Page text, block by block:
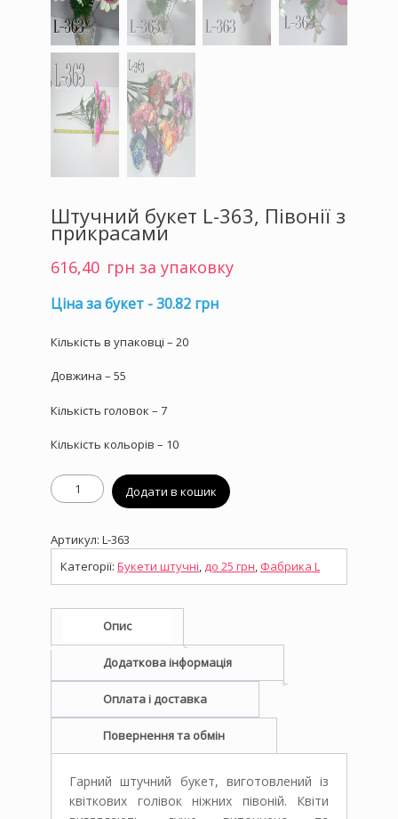
Штучний букет L-363, Півонії з
прикрасами
616,40 грн за упаковку
Ціна за букет - 30.82 грн
Кількість в упаковці – 20
Довжина – 55
Кількість головок – 7
Кількість кольорів – 10
Штучний
букет
363,
Півонії
прикрасами
Додати в кошик
Артикул: L-363
Категорії: Букети штучні,до 25 грн, Фабрика L
Опис
Додаткова інформація
Оплата і доставка
Повернення та обмін
Гарний штучний букет, виготовлений із
квіткових голівок ніжних півоній. Квіти